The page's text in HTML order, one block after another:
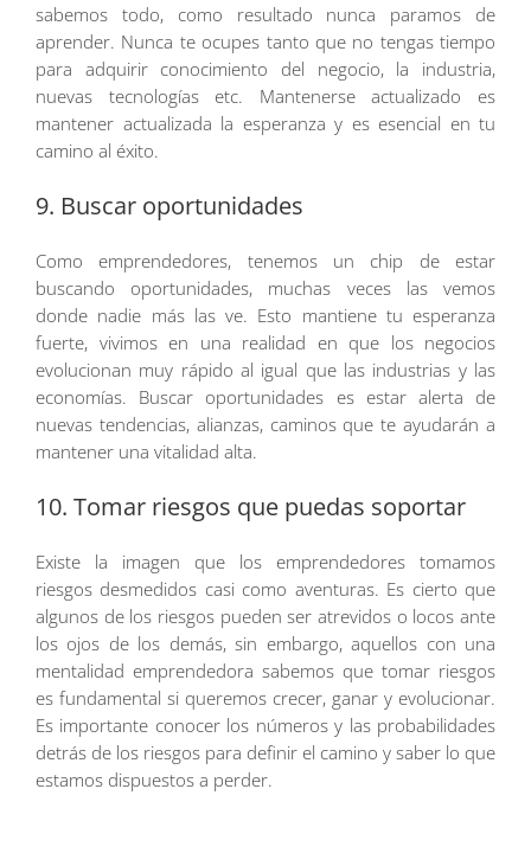
sabemos todo, como resultado nunca paramos de
aprender. Nunca te ocupes tanto que no tengas tiempo
para adquirir conocimiento del negocio, la industria,
nuevas tecnologías etc. Mantenerse actualizado es
mantener actualizada la esperanza y es esencial en tu
camino al éxito.
9. Buscar oportunidades
Como emprendedores, tenemos un chip de estar
buscando oportunidades, muchas veces las vemos
donde nadie más las ve. Esto mantiene tu esperanza
fuerte, vivimos en una realidad en que los negocios
evolucionan muy rápido al igual que las industrias y las
economías. Buscar oportunidades es estar alerta de
nuevas tendencias, alianzas, caminos que te ayudarán a
mantener una vitalidad alta.
10. Tomar riesgos que puedas soportar
Existe la imagen que los emprendedores tomamos
riesgos desmedidos casi como aventuras. Es cierto que
algunos de los riesgos pueden ser atrevidos o locos ante
los ojos de los demás, sin embargo, aquellos con una
mentalidad emprendedora sabemos que tomar riesgos
es fundamental si queremos crecer, ganar y evolucionar.
Es importante conocer los números y las probabilidades
detrás de los riesgos para definir el camino y saber lo que
estamos dispuestos a perder.